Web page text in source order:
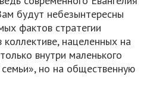
будут небезынтересны
фактов стратегии
нацеленных на
внутри маленького
но на общественную